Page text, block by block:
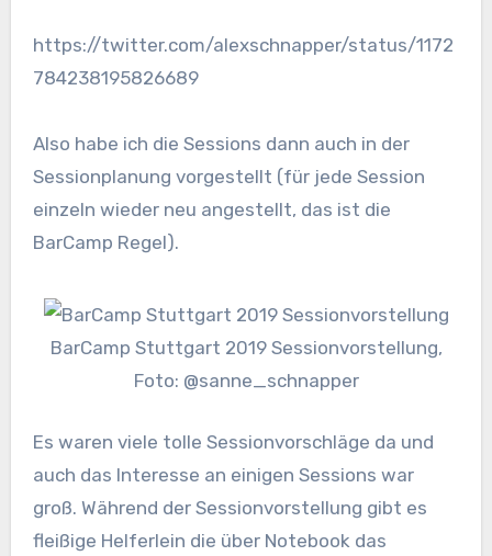
https://twitter.com/alexschnapper/status/1172
784238195826689
Also habe ich die Sessions dann auch in der
Sessionplanung vorgestellt (für jede Session
einzeln wieder neu angestellt, das ist die
BarCamp Regel).
BarCamp Stuttgart 2019 Sessionvorstellung,
Foto: @sanne_schnapper
Es waren viele tolle Sessionvorschläge da und
auch das Interesse an einigen Sessions war
groß. Während der Sessionvorstellung gibt es
fleißige Helferlein die über Notebook das